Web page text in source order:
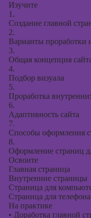
Изучите
1.
Создание главной
2.
Варианты проработки
3.
Общая концепция
4.
Подбор визуала
5.
Проработка
6.
Адаптивность сайта
7.
Способы оформления
8.
Оформление страниц
Освоите
Главная страница
Внутренние страницы
Страница для
Страница для телефона
На практике
• Доработка главной